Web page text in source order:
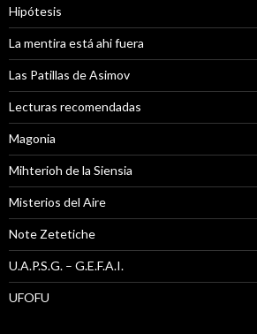
Hipótesis
La mentira está ahi fuera
Las Patillas de Asimov
Lecturas recomendadas
Magonia
Mihterioh de la Siensia
Misterios del Aire
Note Zetetiche
U.A.P.S.G. – G.E.F.A.I.
UFOFU